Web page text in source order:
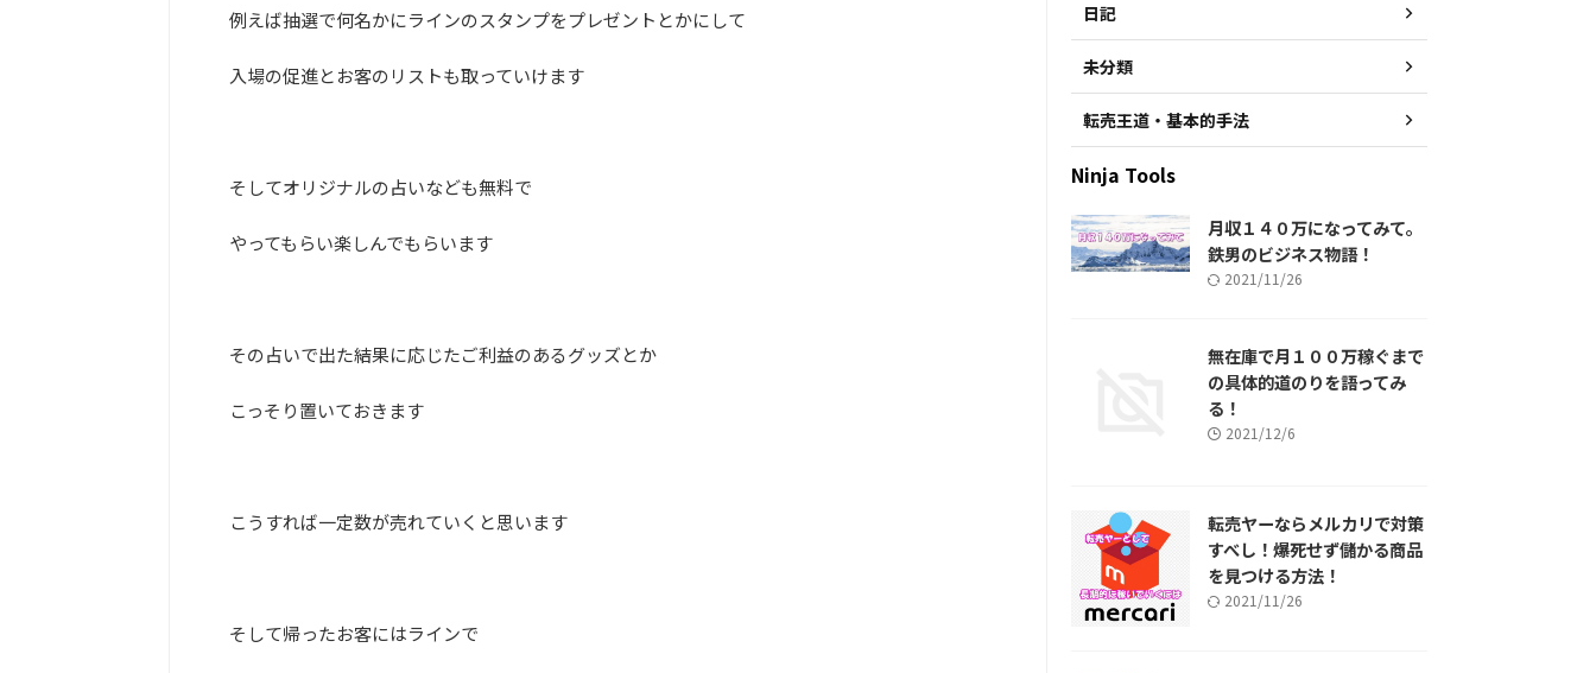
例えば抽選で何名かにラインのスタンプをプレゼントとかにして
入場の促進とお客のリストも取っていけます
そしてオリジナルの占いなども無料で
やってもらい楽しんでもらいます
その占いで出た結果に応じたご利益のあるグッズとか
こっそり置いておきます
こうすれば一定数が売れていくと思います
そして帰ったお客にはラインで
日記
未分類
転売王道・基本的手法
Ninja Tools
月収１４０万になってみて。
鉄男のビジネス物語！
2021/11/26
無在庫で月１００万稼ぐまで
の具体的道のりを語ってみ
る！
2021/12/6
転売ヤーならメルカリで対策
すべし！爆死せず儲かる商品
を見つける方法！
2021/11/26